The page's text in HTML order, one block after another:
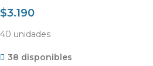
$3.190
40 unidades
38 disponibles